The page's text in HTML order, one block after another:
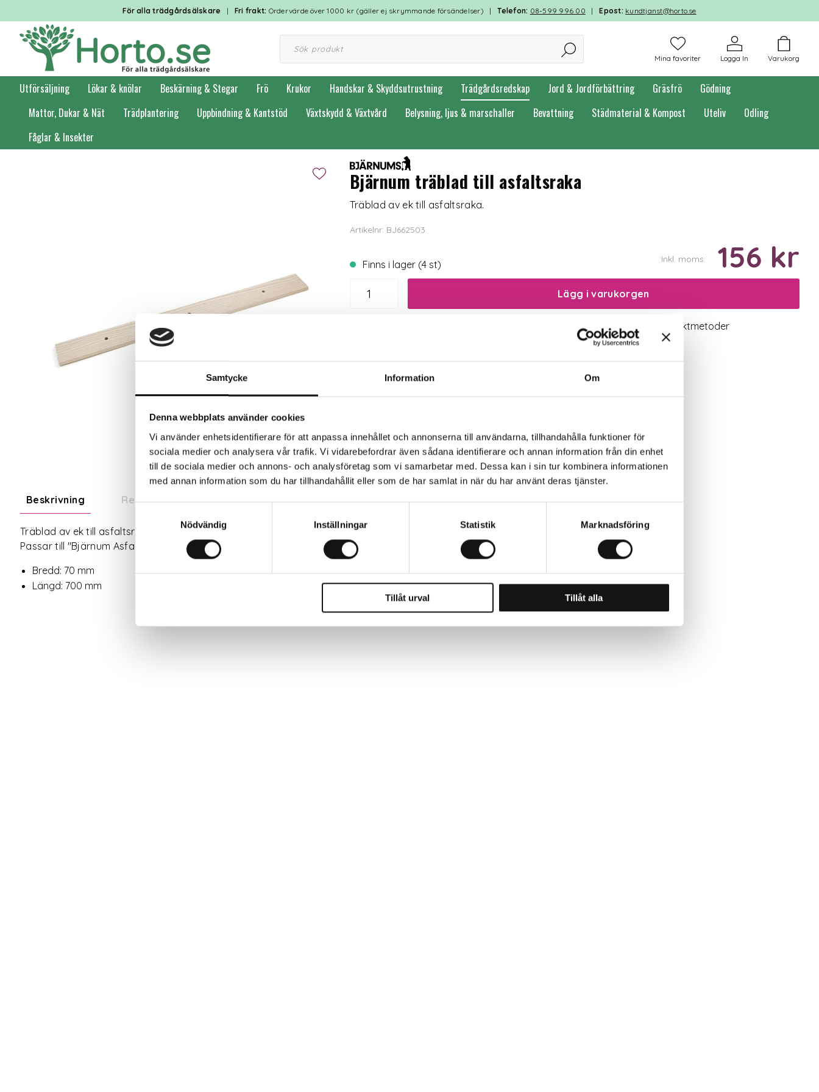
Samtycke Information Om
Denna webbplats använder cookies
Vi använder enhetsidentifierare för att anpassa innehållet och annonserna till användarna, tillhandahålla funktioner för
sociala medier och analysera vår trafik. Vi vidarebefordrar även sådana identifierare och annan information från din enhet
till de sociala medier och annons- och analysföretag som vi samarbetar med. Dessa kan i sin tur kombinera informationen
med annan information som du har tillhandahållit eller som de har samlat in när du har använt deras tjänster.
Nödvändig
Inställningar Statistik Marknadsföring
Tillåt urval Tillåt alla
För alla trädgårdsälskare | Fri frakt: Ordervärde över 1000 kr (gäller ej skrymmande försändelser) |Telefon: 08-599 996 00 |Epost: kundtjanst@horto.se
Varukorg
Logga In
Mina favoriter
Utförsäljning Lökar & knölar Beskärning & Stegar Frö Krukor Handskar & Skyddsutrustning Trädgårdsredskap Jord & Jordförbättring Gräsfrö
Gödning
Mattor, Dukar & Nät
Trädplantering Uppbindning & Kantstöd Växtskydd & Växtvård Belysning, ljus & marschaller Bevattning Städmaterial & Kompost Uteliv
Odling
Fåglar & Insekter
Förstasidan Trädgårdsredskap
Bjärnum träblad till asfaltsraka
Träblad av ek till asfaltsraka.
Artikelnr: BJ662503
Finns i lager (4 st) Inkl. moms: 156 kr
Lägg i varukorgen
Ekologiskt utbud Valbara fraktmetoder
Beskrivning Recensioner Om tillverkaren
Träblad av ek till asfaltsraka.
Passar till "Bjärnum Asfaltsraka stålrör 1800 mm" (artnr: BJ662500).
Bredd: 70 mm
Längd: 700 mm